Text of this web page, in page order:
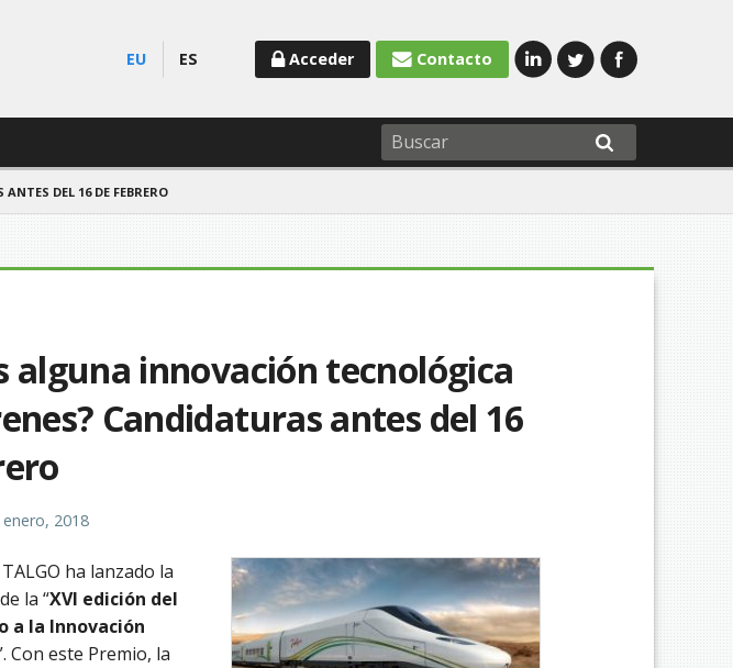
EU ES Contacto
Acceder
DEL 16 DE FEBRERO
alguna innovación tecnológica
Candidaturas antes del 16
enero, 2018
ha lanzado la
la “XVI edición del
a la Innovación
Con este Premio, la